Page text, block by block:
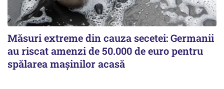
Măsuri extreme din cauza secetei: Germanii
au riscat amenzi de 50.000 de euro pentru
spălarea mașinilor acasă